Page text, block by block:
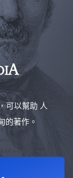
可以幫助 人
的著作。